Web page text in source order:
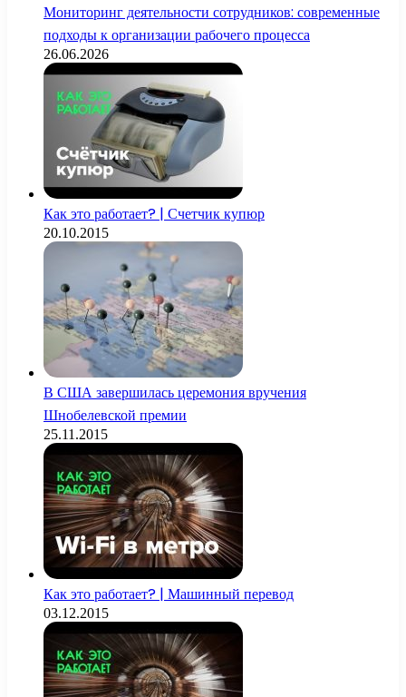
Мониторинг деятельности сотрудников: современные
подходы к организации рабочего процесса
26.06.2026
Как это работает? | Счетчик купюр
20.10.2015
В США завершилась церемония вручения
Шнобелевской премии
25.11.2015
Как это работает? | Машинный перевод
03.12.2015